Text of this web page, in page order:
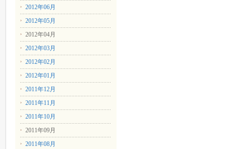
2012年06月
2012年05月
2012年04月
2012年03月
2012年02月
2012年01月
2011年12月
2011年11月
2011年10月
2011年09月
2011年08月